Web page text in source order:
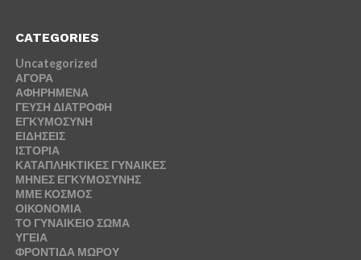
CATEGORIES
Uncategorized
ΑΓΟΡΑ
ΑΦΗΡΗΜΕΝΑ
ΓΕΥΣΗ ΔΙΑΤΡΟΦΗ
ΕΓΚΥΜΟΣΥΝΗ
ΕΙΔΗΣΕΙΣ
ΙΣΤΟΡΙΑ
ΚΑΤΑΠΛΗΚΤΙΚΕΣ ΓΥΝΑΙΚΕΣ
ΜΗΝΕΣ ΕΓΚΥΜΟΣΥΝΗΣ
ΜΜΕ ΚΟΣΜΟΣ
ΟΙΚΟΝΟΜΙΑ
ΤΟ ΓΥΝΑΙΚΕΙΟ ΣΩΜΑ
ΥΓΕΙΑ
ΦΡΟΝΤΙΔΑ ΜΩΡΟΥ